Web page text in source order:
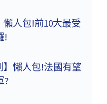
懶人包!前10大最受
!
】懶人包!法國有望
?